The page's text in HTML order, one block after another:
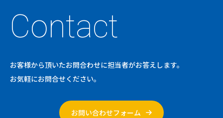
Contact
お客様から頂いたお問合わせに担当者がお答えします。
お気軽にお問合せください。
お問い合わせフォーム